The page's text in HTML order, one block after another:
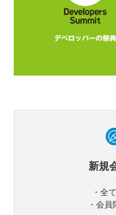
新規
・全
・会